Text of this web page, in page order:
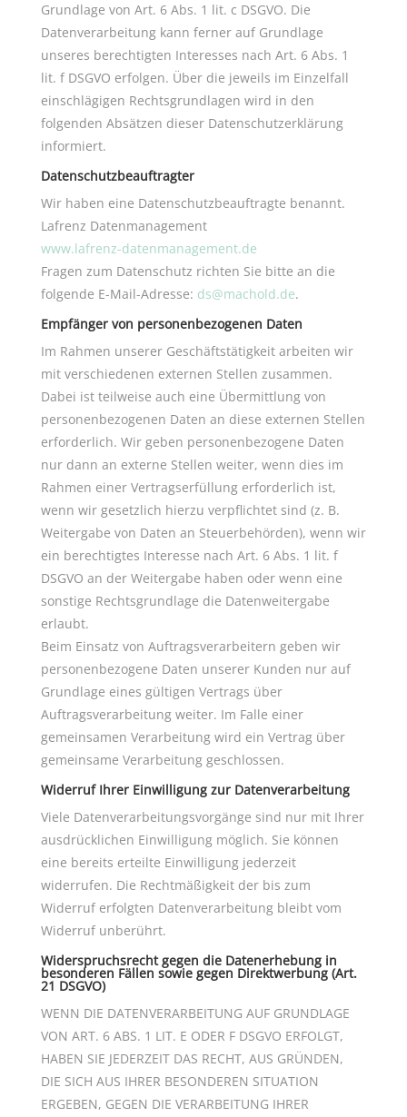
Grundlage von Art. 6 Abs. 1 lit. c DSGVO. Die
Datenverarbeitung kann ferner auf Grundlage
unseres berechtigten Interesses nach Art. 6 Abs. 1
lit. f DSGVO erfolgen. Über die jeweils im Einzelfall
einschlägigen Rechtsgrundlagen wird in den
folgenden Absätzen dieser Datenschutzerklärung
informiert.
Datenschutzbeauftragter
Wir haben eine Datenschutzbeauftragte benannt.
Lafrenz Datenmanagement
www.lafrenz-datenmanagement.de
Fragen zum Datenschutz richten Sie bitte an die
folgende E-Mail-Adresse: ds@machold.de.
Empfänger von personenbezogenen Daten
Im Rahmen unserer Geschäftstätigkeit arbeiten wir
mit verschiedenen externen Stellen zusammen.
Dabei ist teilweise auch eine Übermittlung von
personenbezogenen Daten an diese externen Stellen
erforderlich. Wir geben personenbezogene Daten
nur dann an externe Stellen weiter, wenn dies im
Rahmen einer Vertragserfüllung erforderlich ist,
wenn wir gesetzlich hierzu verpflichtet sind (z. B.
Weitergabe von Daten an Steuerbehörden), wenn wir
ein berechtigtes Interesse nach Art. 6 Abs. 1 lit. f
DSGVO an der Weitergabe haben oder wenn eine
sonstige Rechtsgrundlage die Datenweitergabe
erlaubt.
Beim Einsatz von Auftragsverarbeitern geben wir
personenbezogene Daten unserer Kunden nur auf
Grundlage eines gültigen Vertrags über
Auftragsverarbeitung weiter. Im Falle einer
gemeinsamen Verarbeitung wird ein Vertrag über
gemeinsame Verarbeitung geschlossen.
Widerruf Ihrer Einwilligung zur Datenverarbeitung
Viele Datenverarbeitungsvorgänge sind nur mit Ihrer
ausdrücklichen Einwilligung möglich. Sie können
eine bereits erteilte Einwilligung jederzeit
widerrufen. Die Rechtmäßigkeit der bis zum
Widerruf erfolgten Datenverarbeitung bleibt vom
Widerruf unberührt.
Widerspruchsrecht gegen die Datenerhebung in
besonderen Fällen sowie gegen Direktwerbung (Art.
21 DSGVO)
WENN DIE DATENVERARBEITUNG AUF GRUNDLAGE
VON ART. 6 ABS. 1 LIT. E ODER F DSGVO ERFOLGT,
HABEN SIE JEDERZEIT DAS RECHT, AUS GRÜNDEN,
DIE SICH AUS IHRER BESONDEREN SITUATION
ERGEBEN, GEGEN DIE VERARBEITUNG IHRER